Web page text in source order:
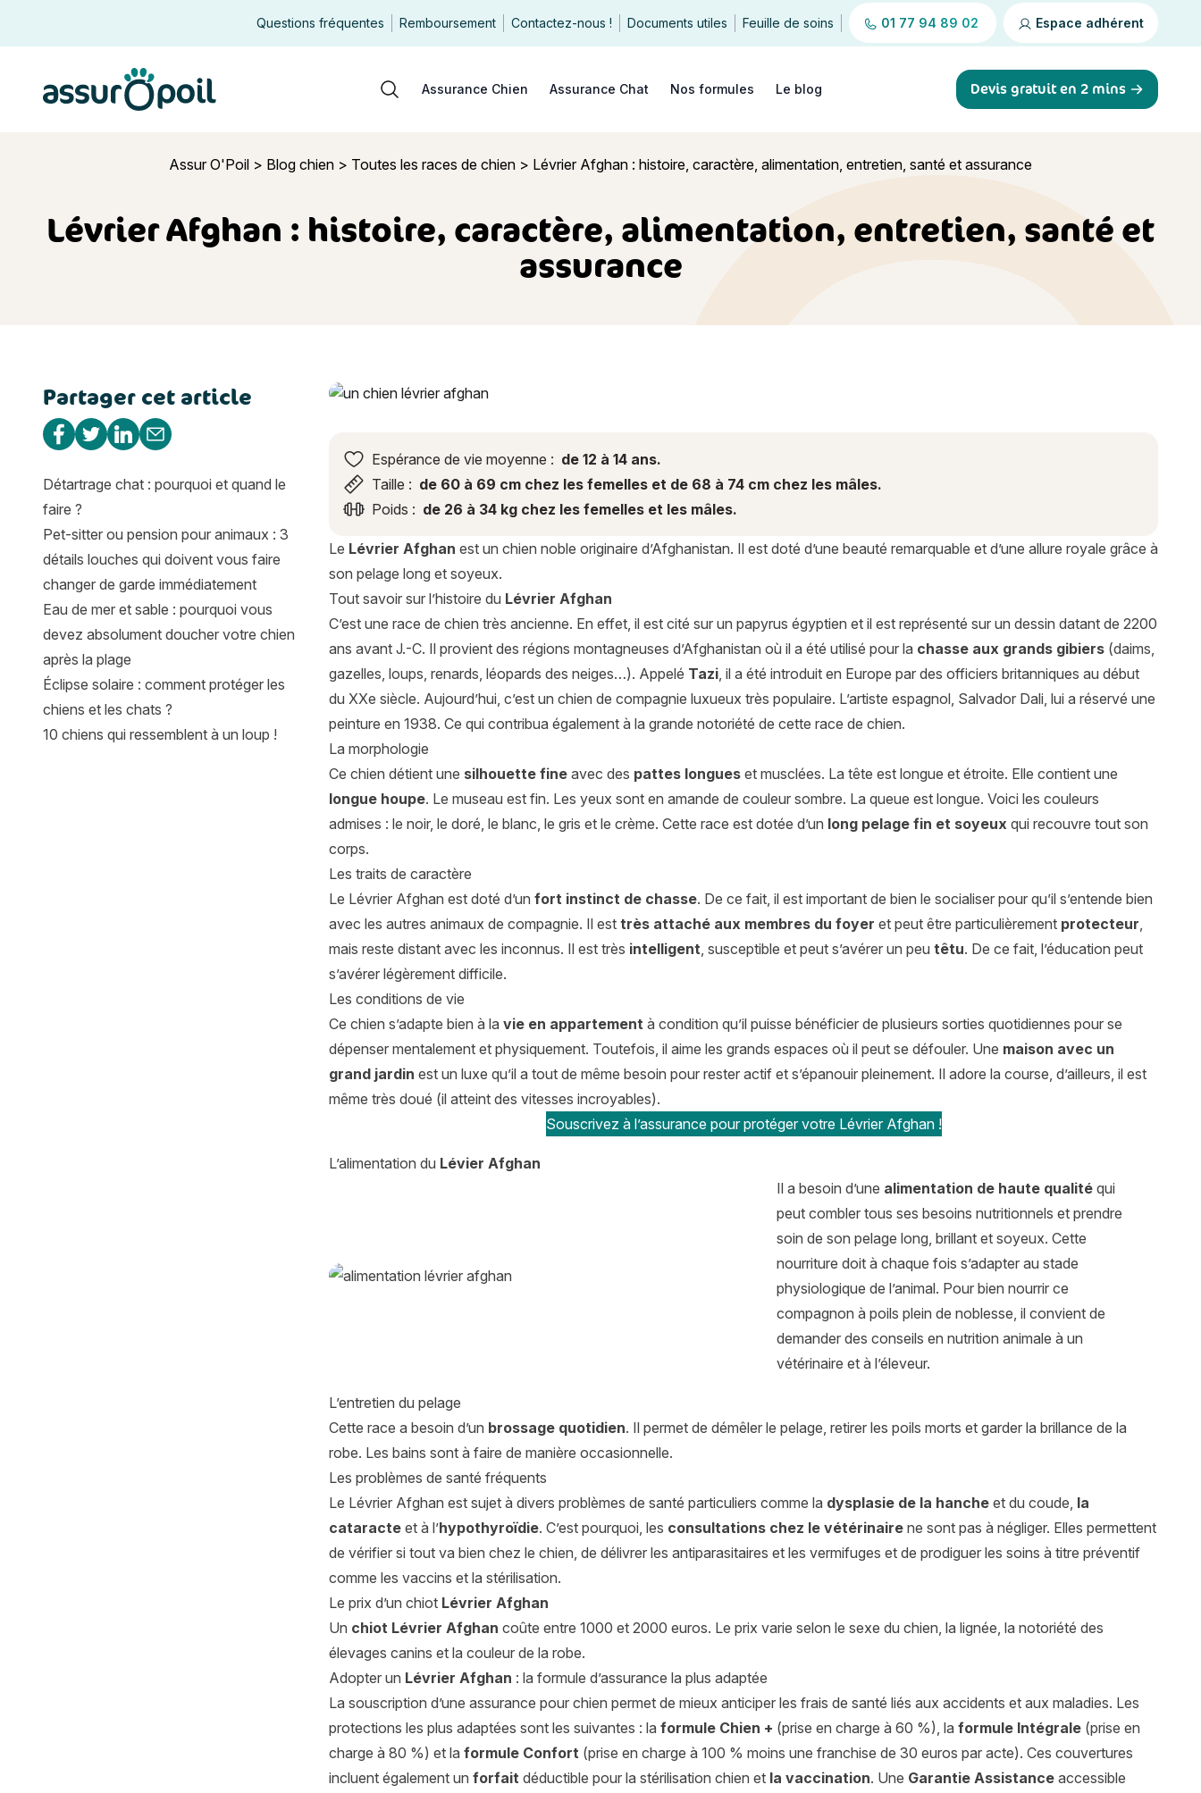
Questions fréquentes Remboursement Contactez-nous ! Documents utiles Feuille de soins 01 77 94 89 02 Espace adhérent
Rechercher
Assurance Chien Assurance Chat Nos formules Le blog Devis gratuit en 2 mins
Assur O'Poil > Blog chien > Toutes les races de chien > Lévrier Afghan : histoire, caractère, alimentation, entretien, santé et assurance
Lévrier Afghan : histoire, caractère, alimentation, entretien, santé et
assurance
Lévrier Afghan : histoire, caractère, alimentation, entretien, santé et assurance
Espérance de vie moyenne : de 12 à 14 ans.
Taille : de 60 à 69 cm chez les femelles et de 68 à 74 cm chez les mâles.
Poids : de 26 à 34 kg chez les femelles et les mâles.
Le Lévrier Afghan est un chien noble originaire d’Afghanistan. Il est doté d’une beauté remarquable et d’une allure royale grâce à
son pelage long et soyeux.
Tout savoir sur l’histoire du Lévrier Afghan
C’est une race de chien très ancienne. En effet, il est cité sur un papyrus égyptien et il est représenté sur un dessin datant de 2200
ans avant J.-C. Il provient des régions montagneuses d’Afghanistan où il a été utilisé pour la chasse aux grands gibiers (daims,
gazelles, loups, renards, léopards des neiges…). Appelé Tazi, il a été introduit en Europe par des officiers britanniques au début
du XXe siècle. Aujourd’hui, c’est un chien de compagnie luxueux très populaire. L’artiste espagnol, Salvador Dali, lui a réservé une
peinture en 1938. Ce qui contribua également à la grande notoriété de cette race de chien.
La morphologie
Ce chien détient une silhouette fine avec des pattes longues et musclées. La tête est longue et étroite. Elle contient une
longue houpe. Le museau est fin. Les yeux sont en amande de couleur sombre. La queue est longue. Voici les couleurs
admises : le noir, le doré, le blanc, le gris et le crème. Cette race est dotée d’un long pelage fin et soyeux qui recouvre tout son
corps.
Les traits de caractère
Le Lévrier Afghan est doté d’un fort instinct de chasse. De ce fait, il est important de bien le socialiser pour qu’il s’entende bien
avec les autres animaux de compagnie. Il est très attaché aux membres du foyer et peut être particulièrement protecteur,
mais reste distant avec les inconnus. Il est très intelligent, susceptible et peut s’avérer un peu têtu. De ce fait, l’éducation peut
s’avérer légèrement difficile.
Les conditions de vie
Ce chien s’adapte bien à la vie en appartement à condition qu’il puisse bénéficier de plusieurs sorties quotidiennes pour se
dépenser mentalement et physiquement. Toutefois, il aime les grands espaces où il peut se défouler. Une maison avec un
grand jardin est un luxe qu’il a tout de même besoin pour rester actif et s’épanouir pleinement. Il adore la course, d’ailleurs, il est
même très doué (il atteint des vitesses incroyables).
Souscrivez à l’assurance pour protéger votre Lévrier Afghan !
L’alimentation du Lévier Afghan
Il a besoin d’une alimentation de haute qualité qui
peut combler tous ses besoins nutritionnels et prendre
soin de son pelage long, brillant et soyeux. Cette
nourriture doit à chaque fois s’adapter au stade
physiologique de l’animal. Pour bien nourrir ce
compagnon à poils plein de noblesse, il convient de
demander des conseils en nutrition animale à un
vétérinaire et à l’éleveur.
L’entretien du pelage
Cette race a besoin d’un brossage quotidien. Il permet de démêler le pelage, retirer les poils morts et garder la brillance de la
robe. Les bains sont à faire de manière occasionnelle.
Les problèmes de santé fréquents
Le Lévrier Afghan est sujet à divers problèmes de santé particuliers comme la dysplasie de la hanche et du coude, la
cataracte et à l’hypothyroïdie. C’est pourquoi, les consultations chez le vétérinaire ne sont pas à négliger. Elles permettent
de vérifier si tout va bien chez le chien, de délivrer les antiparasitaires et les vermifuges et de prodiguer les soins à titre préventif
comme les vaccins et la stérilisation.
Le prix d’un chiot Lévrier Afghan
Un chiot Lévrier Afghan coûte entre 1000 et 2000 euros. Le prix varie selon le sexe du chien, la lignée, la notoriété des
élevages canins et la couleur de la robe.
Adopter un Lévrier Afghan : la formule d’assurance la plus adaptée
La souscription d’une assurance pour chien permet de mieux anticiper les frais de santé liés aux accidents et aux maladies. Les
protections les plus adaptées sont les suivantes : la formule Chien + (prise en charge à 60 %), la formule Intégrale (prise en
charge à 80 %) et la formule Confort (prise en charge à 100 % moins une franchise de 30 euros par acte). Ces couvertures
incluent également un forfait déductible pour la stérilisation chien et la vaccination. Une Garantie Assistance accessible
Partager cet article
Partager sur Facebook
Partager sur Twitter
Partager sur Linkedin
Partager par e-mail
Détartrage chat : pourquoi et quand le
faire ?
Pet-sitter ou pension pour animaux : 3
détails louches qui doivent vous faire
changer de garde immédiatement
Eau de mer et sable : pourquoi vous
devez absolument doucher votre chien
après la plage
Éclipse solaire : comment protéger les
chiens et les chats ?
10 chiens qui ressemblent à un loup !